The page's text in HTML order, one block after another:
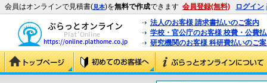
会員はオンラインで見積書(見本)を無料で作成できます 会員登録(無料) ログイン
法人のお客様 請求書払いのご案内
学校・官公庁のお客様 校費・公費
研究機関のお客様 科研費払いのご